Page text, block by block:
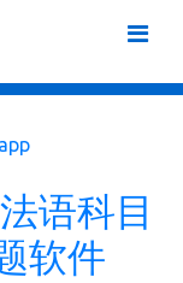
语科目
软件